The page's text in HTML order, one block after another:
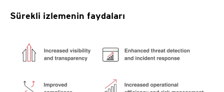
Sürekli izlemenin faydaları